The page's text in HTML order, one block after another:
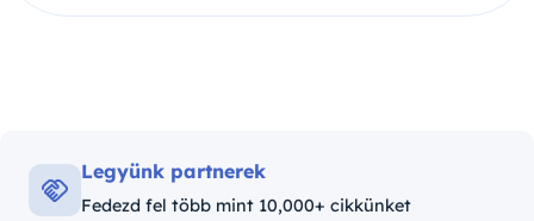
Legyünk partnerek
Fedezd fel több mint 10,000+ cikkünket